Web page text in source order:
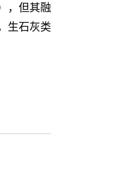
，但其融
生石灰类